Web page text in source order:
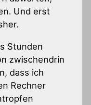
Und erst
Stunden
zwischendrin
dass ich
Rechner